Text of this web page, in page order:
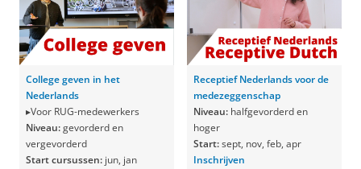
College geven in het
Nederlands
▸Voor RUG-medewerkers
Niveau:gevorderd en
vergevorderd
Start cursussen: jun, jan
Receptief Nederlands voor de
medezeggenschap
Niveau: halfgevorderd en
hoger
Start:sept, nov, feb, apr
Inschrijven